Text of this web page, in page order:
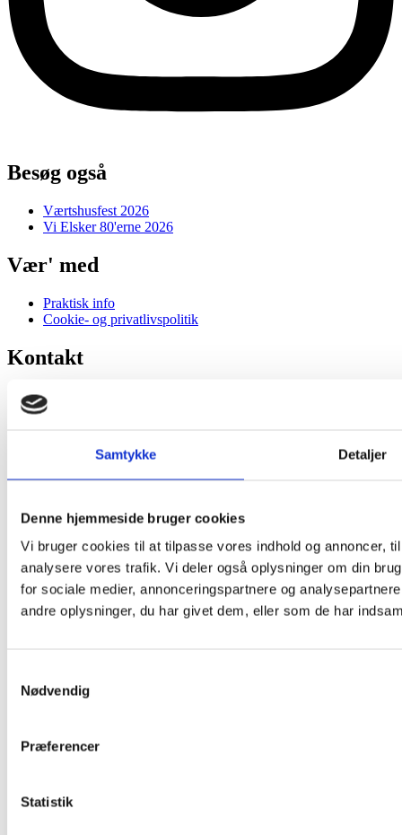
Samtykke Detaljer
Denne hjemmeside bruger cookies
Vi bruger cookies til at tilpasse vores indhold og annoncer,
analysere vores trafik. Vi deler også oplysninger om din
for sociale medier, annonceringspartnere og
andre oplysninger, du har givet dem, eller som de har
Nødvendig
Præferencer
Statistik
Besøg også
Værtshusfest 2026
Vi Elsker 80'erne 2026
Vær' med
Praktisk info
Cookie- og privatlivspolitik
Kontakt
kontakt@vielsker.dk